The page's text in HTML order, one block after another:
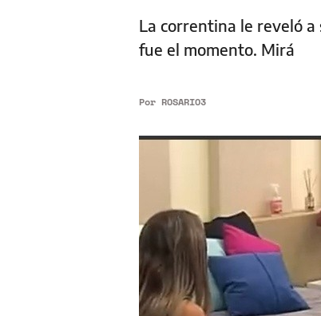
La correntina le reveló a
fue el momento. Mirá
Por ROSARIO3